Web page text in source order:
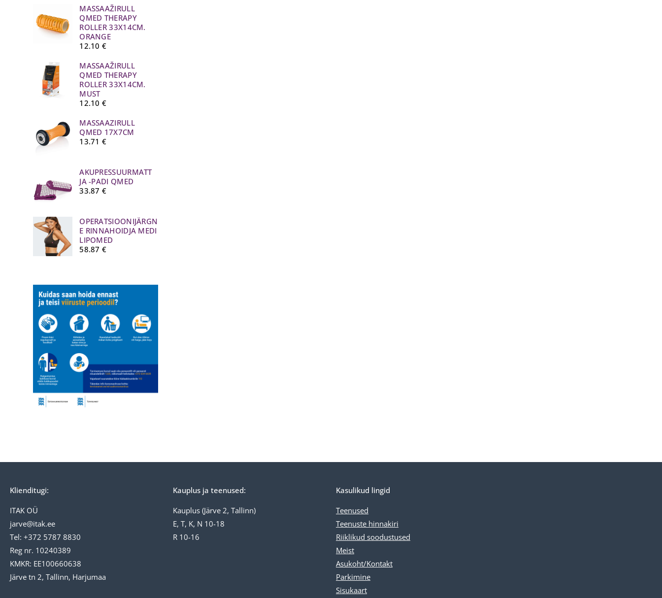
MASSAAŽIRULL
QMED THERAPY
ROLLER 33X14CM.
ORANGE
12.10€
MASSAAŽIRULL
QMED THERAPY
ROLLER 33X14CM.
MUST
12.10€
MASSAAZIRULL
QMED 17X7CM
13.71€
AKUPRESSUURMATT
JA -PADI QMED
33.87€
OPERATSIOONIJÄRGN
E RINNAHOIDJA MEDI
LIPOMED
58.87€
Klienditugi:
ITAK OÜ
jarve@itak.ee
Tel: +372 5787 8830
Reg nr. 10240389
KMKR: EE100660638
Järve tn 2, Tallinn, Harjumaa
Kauplus ja teenused:
Kauplus (Järve 2, Tallinn)
E, T, K, N 10-18
R 10-16
Kasulikud lingid
Teenused
Teenuste hinnakiri
Riiklikud soodustused
Meist
Asukoht/Kontakt
Parkimine
Sisukaart